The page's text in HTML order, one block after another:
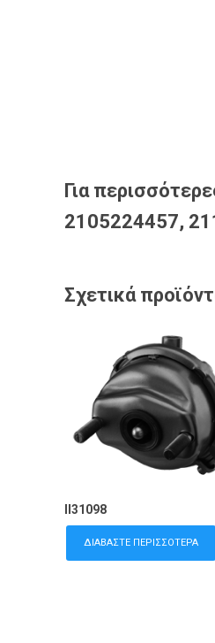
Για
2105224457,
Σχετικά
II31098
ΔΙΑΒΆΣΤΕ ΠΕΡΙΣΣΌΤΕΡΑ